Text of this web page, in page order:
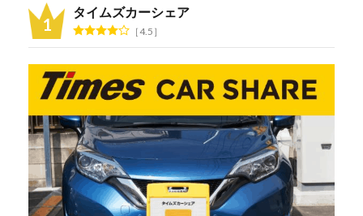
タイムズカーシェア
4.5